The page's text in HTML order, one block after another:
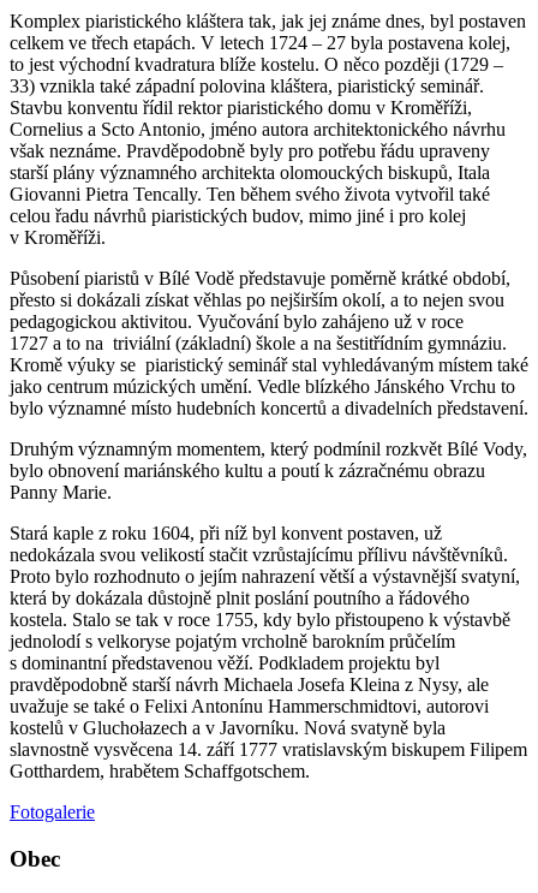
Komplex piaristického kláštera tak, jak jej známe dnes, byl postaven
celkem ve třech etapách. V letech 1724 – 27 byla postavena kolej,
to jest východní kvadratura blíže kostelu. O něco později (1729 –
33) vznikla také západní polovina kláštera, piaristický seminář.
Stavbu konventu řídil rektor piaristického domu v Kroměříži,
Cornelius a Scto Antonio, jméno autora architektonického návrhu
však neznáme. Pravděpodobně byly pro potřebu řádu upraveny
starší plány významného architekta olomouckých biskupů, Itala
Giovanni Pietra Tencally. Ten během svého života vytvořil také
celou řadu návrhů piaristických budov, mimo jiné i pro kolej
v Kroměříži.
Působení piaristů v Bílé Vodě představuje poměrně krátké období,
přesto si dokázali získat věhlas po nejširším okolí, a to nejen svou
pedagogickou aktivitou. Vyučování bylo zahájeno už v roce
1727 a to na triviální (základní) škole a na šestitřídním gymnáziu.
Kromě výuky se piaristický seminář stal vyhledávaným místem také
jako centrum múzických umění. Vedle blízkého Jánského Vrchu to
bylo významné místo hudebních koncertů a divadelních představení.
Druhým významným momentem, který podmínil rozkvět Bílé Vody,
bylo obnovení mariánského kultu a poutí k zázračnému obrazu
Panny Marie.
Stará kaple z roku 1604, při níž byl konvent postaven, už
nedokázala svou velikostí stačit vzrůstajícímu přílivu návštěvníků.
Proto bylo rozhodnuto o jejím nahrazení větší a výstavnější svatyní,
která by dokázala důstojně plnit poslání poutního a řádového
kostela. Stalo se tak v roce 1755, kdy bylo přistoupeno k výstavbě
jednolodí s velkoryse pojatým vrcholně barokním průčelím
s dominantní představenou věží. Podkladem projektu byl
pravděpodobně starší návrh Michaela Josefa Kleina z Nysy, ale
uvažuje se také o Felixi Antonínu Hammerschmidtovi, autorovi
kostelů v Gluchołazech a v Javorníku. Nová svatyně byla
slavnostně vysvěcena 14. září 1777 vratislavským biskupem Filipem
Gotthardem, hrabětem Schaffgotschem.
Fotogalerie
Obec